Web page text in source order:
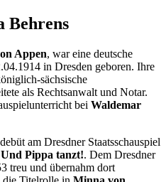
Behrens
Appen, war eine deutsche
in Dresden geboren. Ihre
sächsische
als Rechtsanwalt und Notar.
bei Waldemar
am Dresdner Staatsschauspiel
Und Pippa tanzt!. Dem Dresdner
treu und übernahm dort